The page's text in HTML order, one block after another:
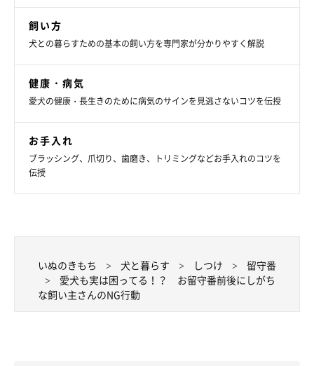
飼い方
犬との暮らすための基本の飼い方を専門家が分かりやすく解説
健康・病気
愛犬の健康・長生きのために病気のサインを見逃さないコツを伝授
お手入れ
ブラッシング、爪切り、歯磨き、トリミングなどお手入れのコツを
伝授
いぬのきもち 犬と暮らす しつけ
留守番
愛犬も実は困ってる！？ お留守番前後にしがち
な飼い主さんのNG行動